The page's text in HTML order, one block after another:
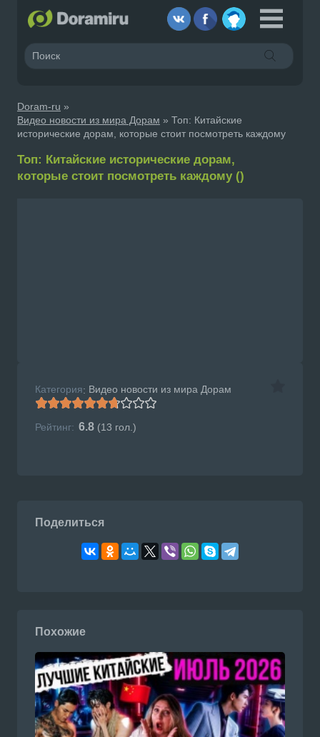
Doram-ru »
Видео новости из мира Дорам » Топ: Китайские
исторические дорам, которые стоит посмотреть каждому
Топ: Китайские исторические дорам,
которые стоит посмотреть каждому ()
Категория: Видео новости из мира Дорам
Рейтинг: 6.8 (13 гол.)
Поделиться
Похожие